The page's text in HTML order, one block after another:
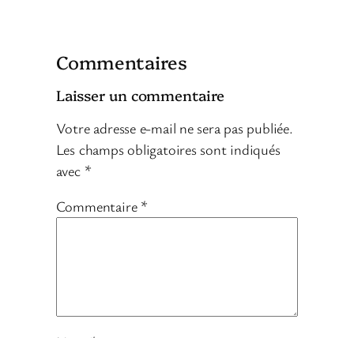
Commentaires
Laisser un commentaire
Votre adresse e-mail ne sera pas publiée.
Les champs obligatoires sont indiqués
avec *
Commentaire *